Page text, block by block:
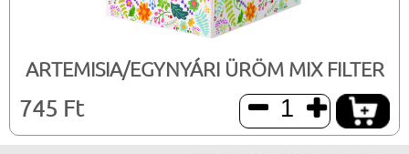
ARTEMISIA/EGYNYÁRI ÜRÖM MIX FILTER
745 Ft  